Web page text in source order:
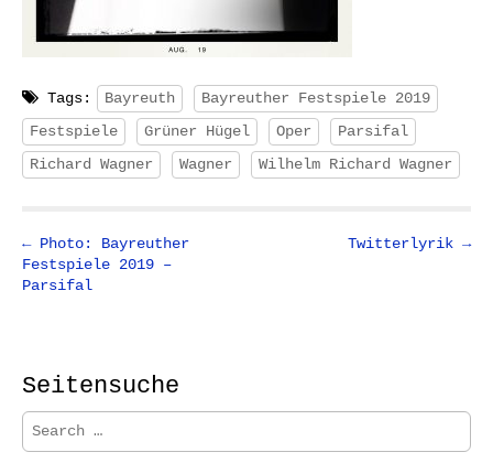
Tags: Bayreuth
Bayreuther Festspiele 2019
Festspiele
Grüner Hügel Oper
Parsifal
Richard Wagner
Wagner Wilhelm Richard Wagner
P
o
a
v
i
← Photo: Bayreuther
Festspiele 2019 –
Parsifal
Twitterlyrik →
Seitensuche
S
e